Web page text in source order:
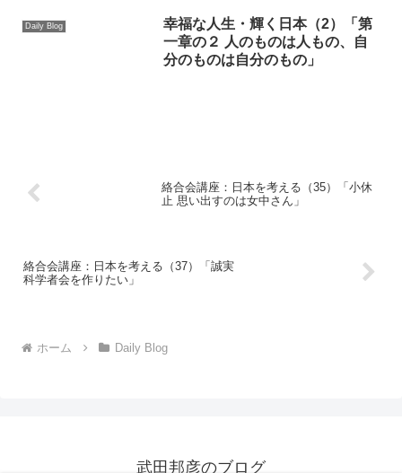
Daily Blog
幸福な人生・輝く日本（2）「第
一章の２ 人のものは人もの、自
分のものは自分のもの」
絡合会講座：日本を考える（35）「小休
止 思い出すのは女中さん」
絡合会講座：日本を考える（37）「誠実
科学者会を作りたい」
ホーム Daily Blog
武田邦彦のブログ